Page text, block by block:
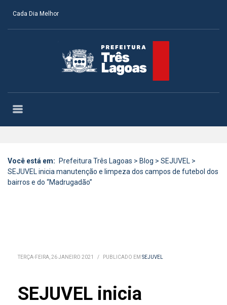
Cada Dia Melhor
Você está em: Prefeitura Três Lagoas > Blog > SEJUVEL >
SEJUVEL inicia manutenção e limpeza dos campos de futebol dos
bairros e do “Madrugadão”
TERÇA-FEIRA, 26 JANEIRO 2021 / PUBLICADO EM SEJUVEL
SEJUVEL inicia